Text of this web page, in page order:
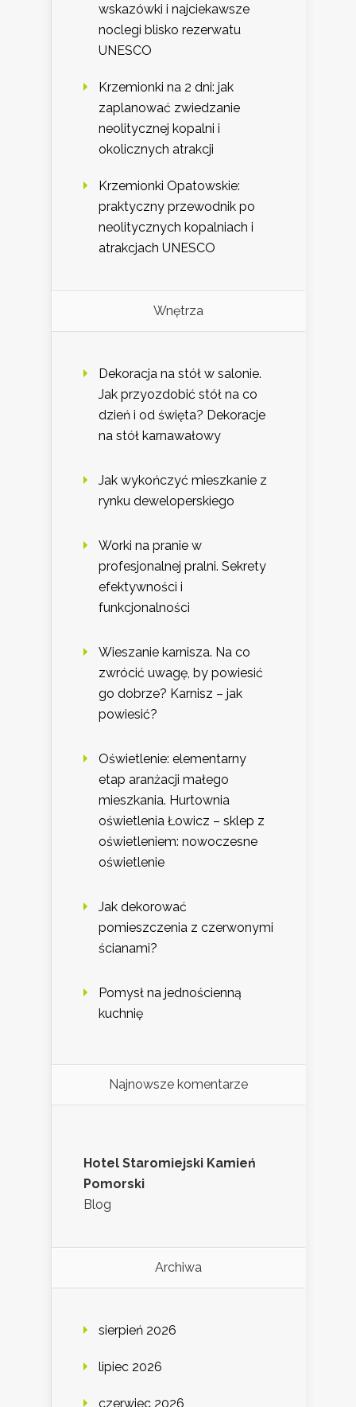
wskazówki i najciekawsze
noclegi blisko rezerwatu
UNESCO
Krzemionki na 2 dni: jak
zaplanować zwiedzanie
neolitycznej kopalni i
okolicznych atrakcji
Krzemionki Opatowskie:
praktyczny przewodnik po
neolitycznych kopalniach i
atrakcjach UNESCO
Wnętrza
Dekoracja na stół w salonie.
Jak przyozdobić stół na co
dzień i od święta? Dekoracje
na stół karnawałowy
Jak wykończyć mieszkanie z
rynku deweloperskiego
Worki na pranie w
profesjonalnej pralni. Sekrety
efektywności i
funkcjonalności
Wieszanie karnisza. Na co
zwrócić uwagę, by powiesić
go dobrze? Karnisz – jak
powiesić?
Oświetlenie: elementarny
etap aranżacji małego
mieszkania. Hurtownia
oświetlenia Łowicz – sklep z
oświetleniem: nowoczesne
oświetlenie
Jak dekorować
pomieszczenia z czerwonymi
ścianami?
Pomysł na jednościenną
kuchnię
Najnowsze komentarze
Hotel Staromiejski Kamień
Pomorski
Blog
Archiwa
sierpień 2026
lipiec 2026
czerwiec 2026